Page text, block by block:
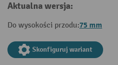
Aktualna wersja:
Do wysokości przodu:75 mm
Skonfiguruj wariant